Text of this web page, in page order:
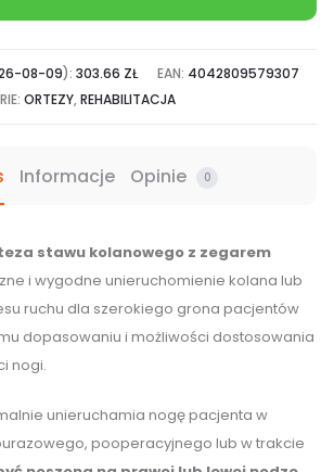
08-09):303.66 ZŁ EAN: 4042809579307
ORTEZY,REHABILITACJA
Informacje Opinie 0
stawu kolanowego z zegarem
i wygodne unieruchomienie kolana lub
ruchu dla szerokiego grona pacjentów
dopasowaniu i możliwości dostosowania
nogi.
unieruchamia nogę pacjenta w
pooperacyjnego lub w trakcie